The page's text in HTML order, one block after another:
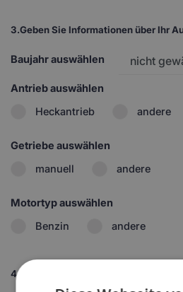
3.Geben Sie Informationen über Ihr
Baujahr auswählen
Antrieb auswählen
Heckantrieb
andere
Getriebe auswählen
manuell
andere
Motortyp auswählen
Benzin
andere
4.